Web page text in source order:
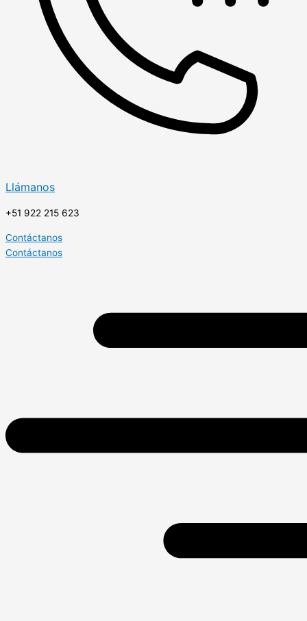
Llámanos
+51 922 215 623
Contáctanos
Contáctanos